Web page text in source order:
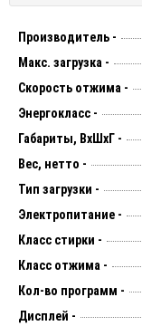
Производитель -
Макс. загрузка -
Скорость отжима -
Энергокласс -
Габариты, ВхШхГ -
Вес, нетто -
Тип загрузки -
Электропитание -
Класс стирки -
Класс отжима -
Кол-во программ -
Дисплей -